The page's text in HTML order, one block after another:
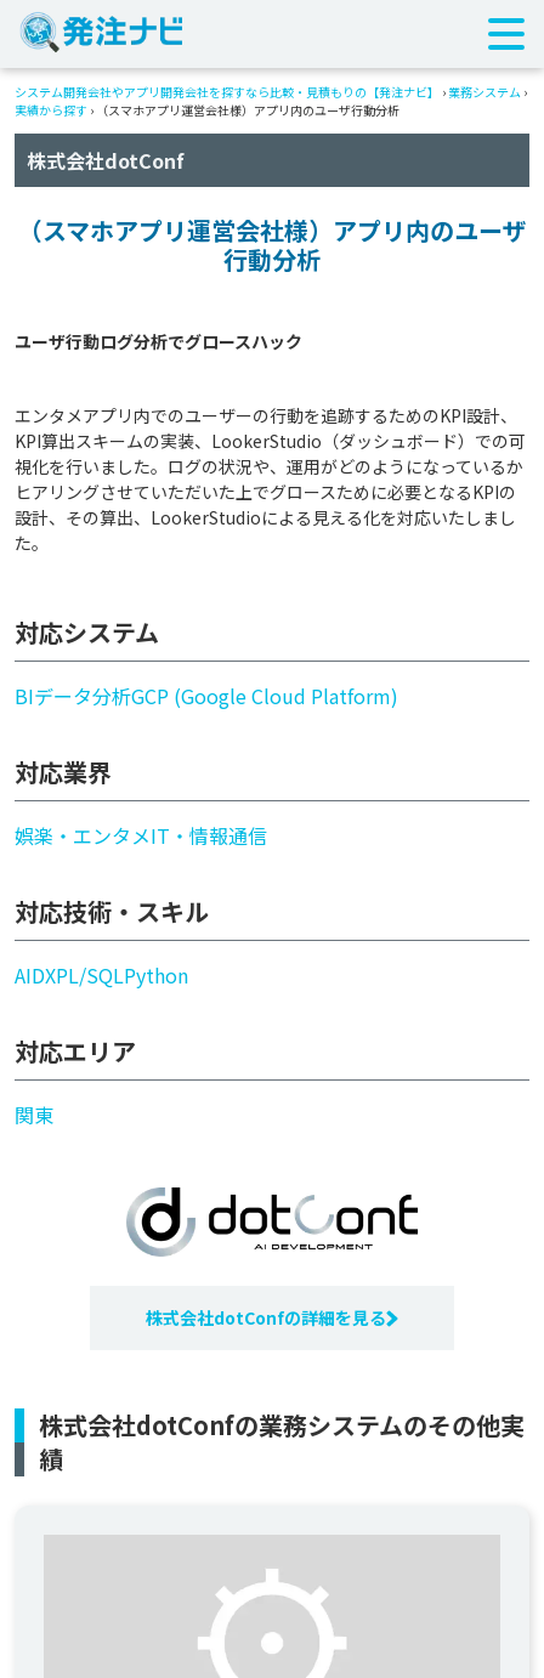
システム開発会社やアプリ開発会社を探すなら比較・見積もりの【発注ナビ】 › 業務システム ›
実績から探す › （スマホアプリ運営会社様）アプリ内のユーザ行動分析
株式会社dotConf
（スマホアプリ運営会社様）アプリ内のユーザ
行動分析
エンタメアプリ内でのユーザーの行動を追跡するためのKPI設計、
KPI算出スキームの実装、LookerStudio（ダッシュボード）での可
視化を行いました。ログの状況や、運用がどのようになっているか
ヒアリングさせていただいた上でグロースために必要となるKPIの
設計、その算出、LookerStudioによる見える化を対応いたしまし
た。
対応システム
BIデータ分析GCP (Google Cloud Platform)
対応業界
娯楽・エンタメIT・情報通信
対応技術・スキル
AIDXPL/SQLPython
対応エリア
関東
株式会社dotConfの詳細を見る
株式会社dotConfの業務システムのその他実
績